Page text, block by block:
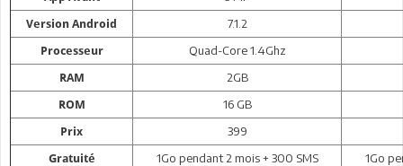
Version Android 7.1.2
Processeur Quad-Core 1.4Ghz
RAM 2GB
ROM 16 GB
Prix 399
Gratuité 1Go pendant 2 mois + 300 SMS 1Go